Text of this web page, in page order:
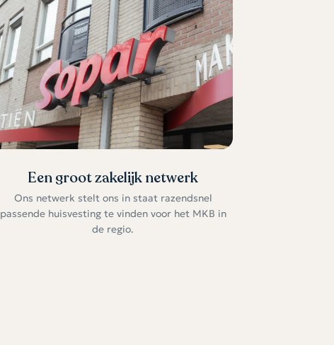
Een groot zakelijk netwerk
Ons netwerk stelt ons in staat razendsnel
passende huisvesting te vinden voor het MKB in
de regio.